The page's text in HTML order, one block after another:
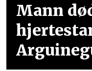
Mann